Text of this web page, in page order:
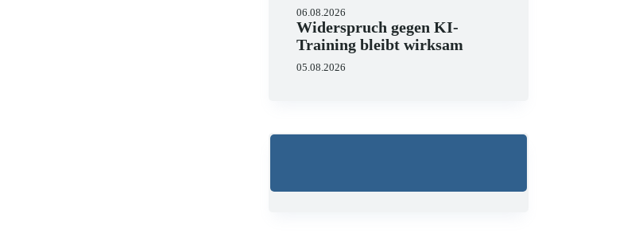
06.08.2026
Widerspruch gegen KI-
Training bleibt wirksam
05.08.2026